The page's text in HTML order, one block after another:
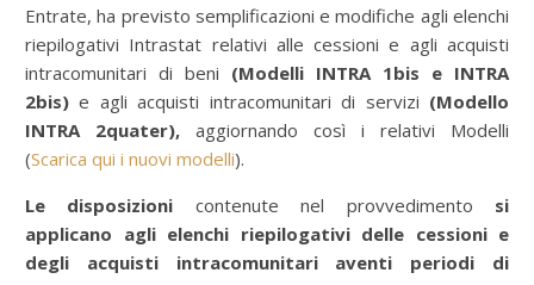
Entrate, ha previsto semplificazioni e modifiche agli elenchi
riepilogativi Intrastat relativi alle cessioni e agli acquisti
intracomunitari di beni (Modelli INTRA 1bis e INTRA
2bis)e agli acquisti intracomunitari di servizi (Modello
INTRA 2quater), aggiornando così i relativi Modelli
(Scarica qui i nuovi modelli).
Le disposizioni contenute nel provvedimento si
applicano agli elenchi riepilogativi delle cessioni e
degli acquisti intracomunitari aventi periodi di